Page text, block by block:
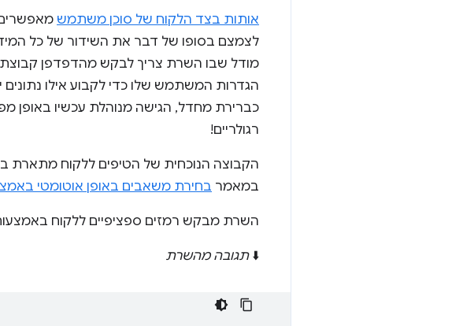
אותות בצד הלקוח של סוכן משתמש מאפשרים
לצמצם בסופו של דבר את השידור של כל
מודל שבו השרת צריך לבקש מהדפדפן קבוצת
הגדרות המשתמש שלו כדי לקבוע אילו
רגולריים!
הקבוצה הנוכחית של הטיפים ללקוח מתארת
במאמר בחירת משאבים באופן אוטומטי
השרת מבקש רמזים ספציפיים ללקוח
⬇️תגובה מהשרת